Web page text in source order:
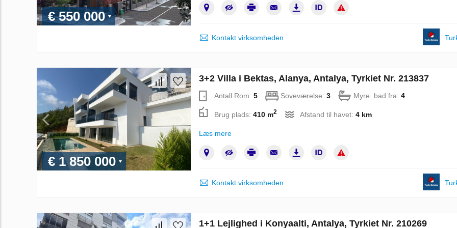
€ 550 000
Kontakt virksomheden
€ 1 850 000
3+2 Villa i Bektas, Alanya, Antalya, Tyrkiet Nr. 213837
Antall Rom: 5 Soveværelse: 3 Myre. bad fra: 4
Brug plads: 410 m2 Afstand til havet: 4 km
Læs mere
Kontakt virksomheden
1+1 Lejlighed i Konyaalti, Antalya, Tyrkiet Nr. 210269